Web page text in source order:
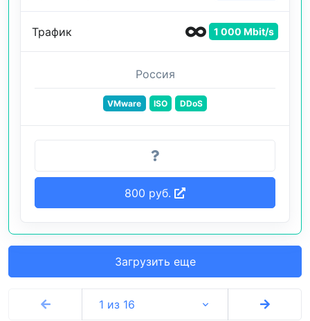
Трафик 1 000 Mbit/s
Россия
VMware ISO DDoS
800 руб.
Загрузить еще
1 из 16